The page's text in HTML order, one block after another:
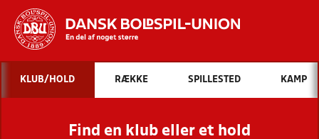
Hvad vil du søge efter?
INDHOLD OG NYHEDER
STILLINGER, RESULTATER, KLUBBER OG
KLUB/HOLD RÆKKE SPILLESTED KAMP
Find en klub eller et hold